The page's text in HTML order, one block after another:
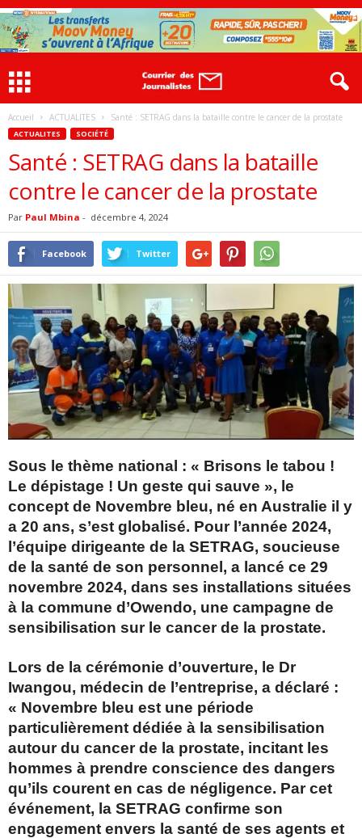
Accueil ACTUALITES Santé : SETRAG dans la bataille contre le cancer de la prostate
ACTUALITES SOCIÉTÉ
Santé : SETRAG dans la bataille
contre le cancer de la prostate
Par Paul Mbina - décembre 4, 2024
Facebook Twitter
Sous le thème national : « Brisons le tabou !
Le dépistage ! Un geste qui sauve », le
concept de Novembre bleu, né en Australie il y
a 20 ans, s’est globalisé. Pour l’année 2024,
l’équipe dirigeante de la SETRAG, soucieuse
de la santé de son personnel, a lancé ce 29
novembre 2024, dans ses installations situées
à la commune d’Owendo, une campagne de
sensibilisation sur le cancer de la prostate.
Lors de la cérémonie d’ouverture, le Dr
Iwangou, médecin de l’entreprise, a déclaré :
« Novembre bleu est une période
particulièrement dédiée à la sensibilisation
autour du cancer de la prostate, incitant les
hommes à prendre conscience des dangers
qu’ils courent en cas de négligence. Par cet
événement, la SETRAG confirme son
engagement envers la santé de ses agents et